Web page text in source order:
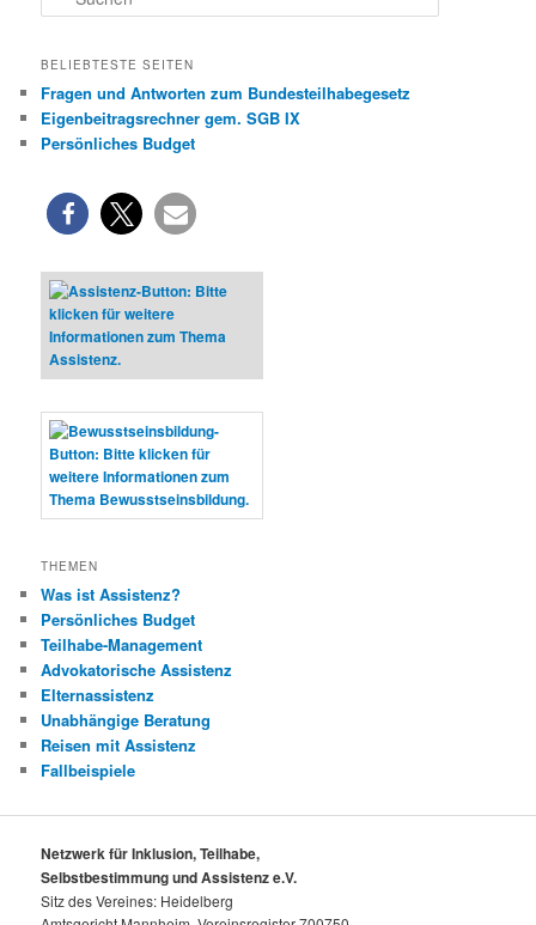
u
h
n
BELIEBTESTE SEITEN
Fragen und Antworten zum Bundesteilhabegesetz
Eigenbeitragsrechner gem. SGB IX
Persönliches Budget
THEMEN
Was ist Assistenz?
Persönliches Budget
Teilhabe-Management
Advokatorische Assistenz
Elternassistenz
Unabhängige Beratung
Reisen mit Assistenz
Fallbeispiele
Netzwerk für Inklusion, Teilhabe,
Selbstbestimmung und Assistenz e.V.
Sitz des Vereines: Heidelberg